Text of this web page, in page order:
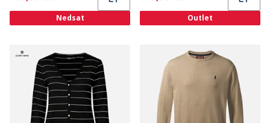
Nedsat Outlet